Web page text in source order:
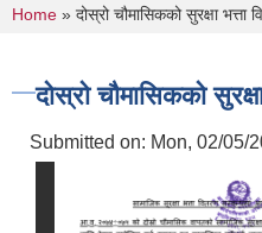
You are here
Home » दोस्रो चौमासिकको सुरक्षा भत्ता
दोस्रो चौमासिकको
Submitted on: Mon, 02/05/